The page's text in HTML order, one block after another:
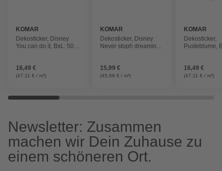
KOMAR
Dekosticker, Disney
You can do it, BxL: 50 x
16,49 €
(47,11 € / m²)
KOMAR
Dekosticker, Disney
Never stoph dreaming,
15,99 €
(45,69 € / m²)
KOMAR
Dekosticker,
Pusteblume,
16,49 €
(47,11 € / m²)
Newsletter: Zusammen
machen wir Dein Zuhause zu
einem schöneren Ort.